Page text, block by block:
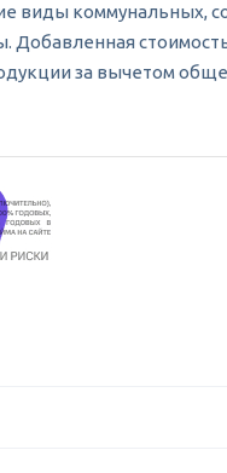
виды коммунальных,
Добавленная
за вычетом